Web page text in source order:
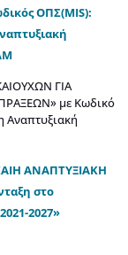
ΟΠΣ(MIS):
ΓΙΑ
με Κωδικό
Αναπτυξιακή
ΑΝΑΠΤΥΞΙΑΚΗ
στο
2027»